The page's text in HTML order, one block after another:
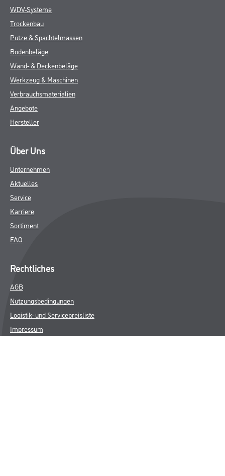
WDV-Systeme
Trockenbau
Putze & Spachtelmassen
Bodenbeläge
Wand- & Deckenbeläge
Werkzeug & Maschinen
Verbrauchsmaterialien
Angebote
Hersteller
Über Uns
Unternehmen
Aktuelles
Service
Karriere
Sortiment
FAQ
Rechtliches
AGB
Nutzungsbedingungen
Logistik- und Servicepreisliste
Impressum